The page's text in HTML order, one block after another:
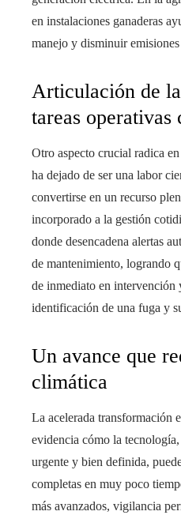
en instalaciones ganaderas
manejo y disminuir
Articulación de
tareas operativas
Otro aspecto crucial radica
ha dejado de ser una labor
convertirse en un recurso
incorporado a la gestión
donde desencadena alertas
de mantenimiento, logrando
de inmediato en intervención
identificación de una fuga y
Un avance que
climática
La acelerada transformación
evidencia cómo la
urgente y bien definida,
completas en muy poco
más avanzados, vigilancia